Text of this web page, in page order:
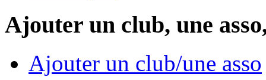
Ajouter un club, une
Ajouter un club/une asso